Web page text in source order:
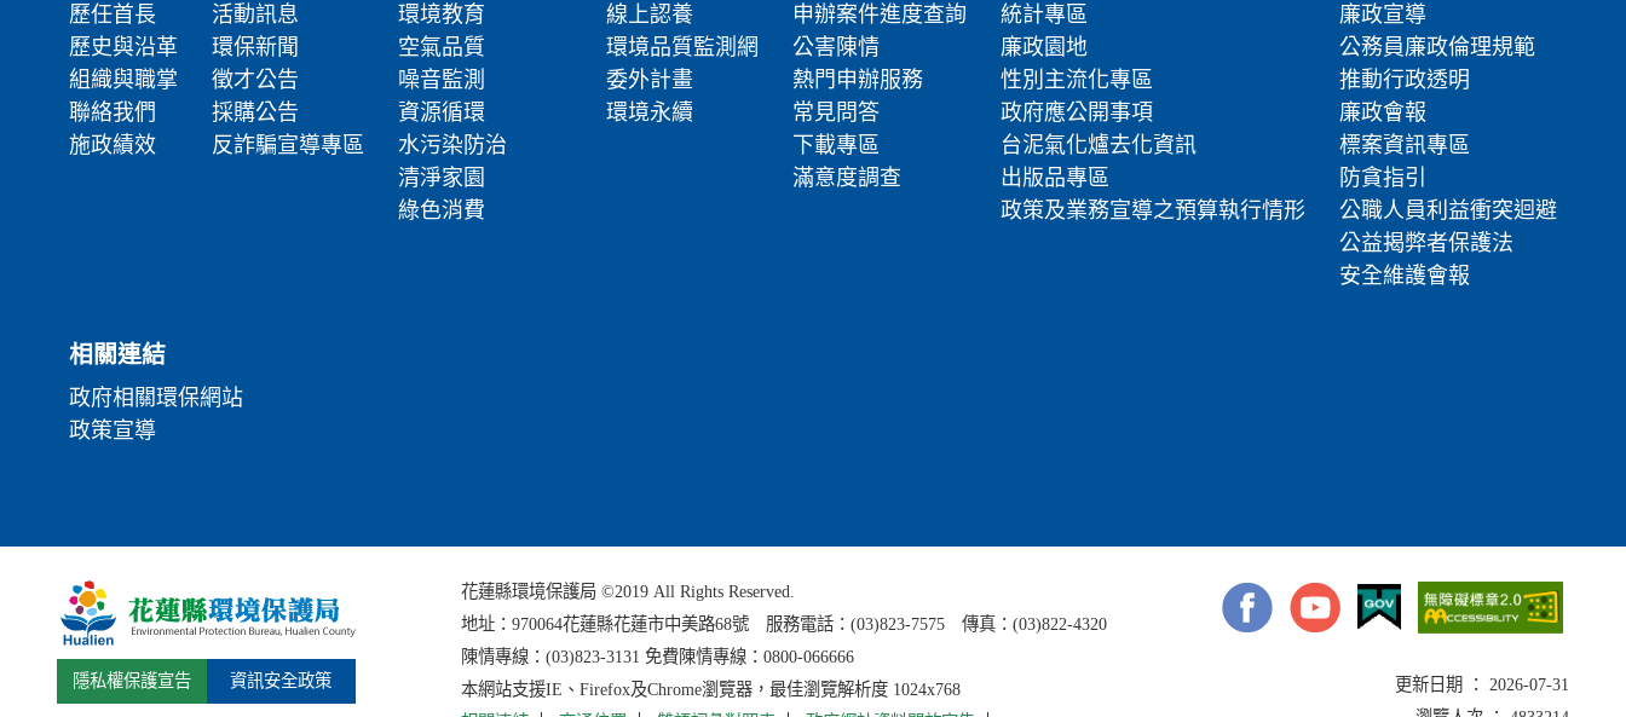
歷任首長
歷史與沿革
組織與職掌
聯絡我們
施政績效
活動訊息
環保新聞
徵才公告
採購公告
反詐騙宣導專區
環境教育
空氣品質
噪音監測
資源循環
水污染防治
清淨家園
綠色消費
線上認養
環境品質監測網
委外計畫
環境永續
申辦案件進度查詢
公害陳情
熱門申辦服務
常見問答
下載專區
滿意度調查
統計專區
廉政園地
性別主流化專區
政府應公開事項
台泥氣化爐去化資訊
出版品專區
政策及業務宣導之預算執行情形
廉政宣導
公務員廉政倫理規範
推動行政透明
廉政會報
標案資訊專區
防貪指引
公職人員利益衝突迴避
公益揭弊者保護法
安全維護會報
相關連結
政府相關環保網站
政策宣導
隱私權保護宣告 資訊安全政策
花蓮縣環境保護局 ©2019 All Rights Reserved.
地址： 970064花蓮縣花蓮市中美路68號 服務電話：(03)823-7575 傳真：(03)822-4320
陳情專線：(03)823-3131 免費陳情專線：0800-066666
本網站支援IE、Firefox及Chrome瀏覽器，最佳瀏覽解析度 1024x768
更新日期 ： 2026-07-31